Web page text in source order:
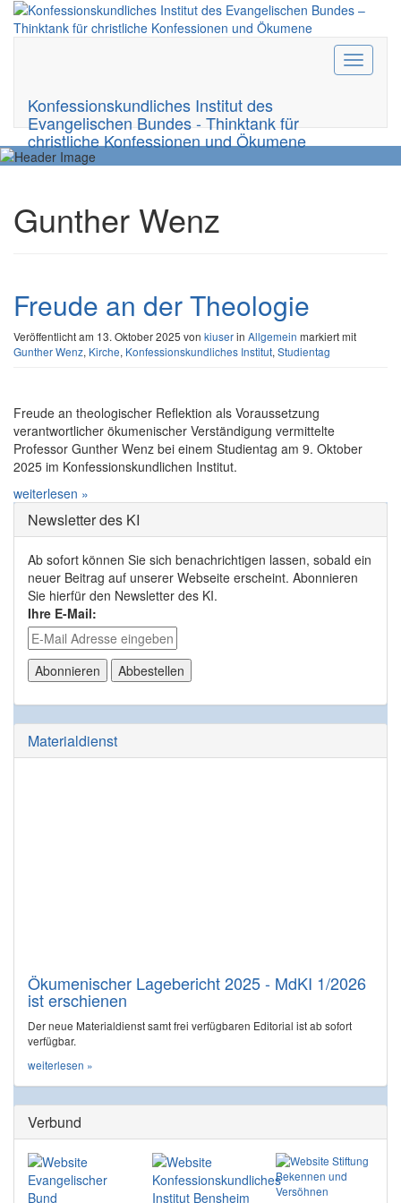
Toggle
Konfessionskundliches Institut des
Evangelischen Bundes - Thinktank für
christliche Konfessionen und Ökumene
Gunther Wenz
Freude an der Theologie
Veröffentlicht am 13. Oktober 2025 von kiuserin Allgemein markiert mit
Gunther Wenz, Kirche, Konfessionskundliches Institut, Studientag
Freude an theologischer Reflektion als Voraussetzung
verantwortlicher ökumenischer Verständigung vermittelte
Professor Gunther Wenz bei einem Studientag am 9. Oktober
2025 im Konfessionskundlichen Institut.
weiterlesen »
Newsletter des KI
Ab sofort können Sie sich benachrichtigen lassen, sobald ein
neuer Beitrag auf unserer Webseite erscheint. Abonnieren
Sie hierfür den Newsletter des KI.
Ihre E-Mail:
Materialdienst
Ökumenischer Lagebericht 2025 - MdKI 1/2026
ist erschienen
Der neue Materialdienst samt frei verfügbaren Editorial ist ab sofort
verfügbar.
weiterlesen »
Verbund